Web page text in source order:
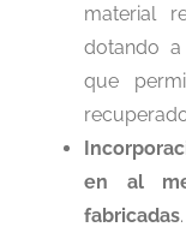
material
dotando
que
en al
fabricadas.